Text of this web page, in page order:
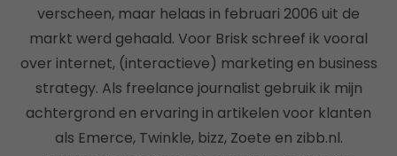
verscheen, maar helaas in februari 2006 uit de
markt werd gehaald. Voor Brisk schreef ik vooral
over internet, (interactieve) marketing en business
strategy. Als freelance journalist gebruik ik mijn
achtergrond en ervaring in artikelen voor klanten
als Emerce, Twinkle, bizz, Zoete en zibb.nl.